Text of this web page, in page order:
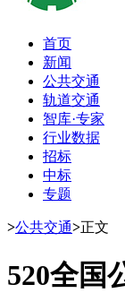
首页
新闻
公共交通
轨道交通
智库·专家
行业数据
招标
中标
专题
>公共交通>正文
520全国